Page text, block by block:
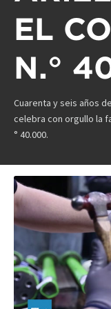
EL
N.°
Cuarenta y seis años
celebra con orgullo la
° 40.000.